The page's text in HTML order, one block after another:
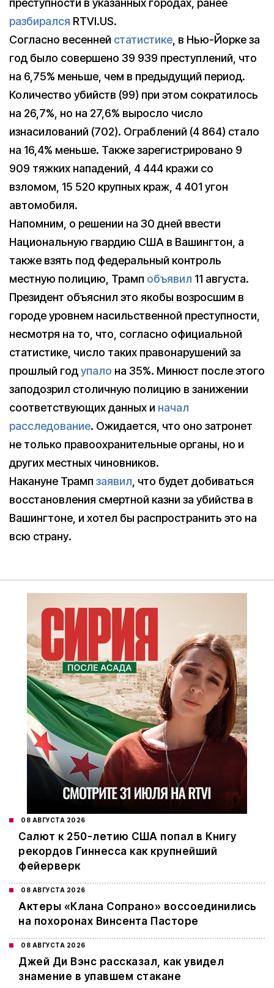
преступности в указанных городах, ранее
разбирался RTVI.US.
Согласно весенней статистике, в Нью-Йорке за
год было совершено 39 939 преступлений, что
на 6,75% меньше, чем в предыдущий период.
Количество убийств (99) при этом сократилось
на 26,7%, но на 27,6% выросло число
изнасилований (702). Ограблений (4 864) стало
на 16,4% меньше. Также зарегистрировано 9
909 тяжких нападений, 4 444 кражи со
взломом, 15 520 крупных краж, 4 401 угон
автомобиля.
Напомним, о решении на 30 дней ввести
Национальную гвардию США в Вашингтон, а
также взять под федеральный контроль
местную полицию, Трамп объявил 11 августа.
Президент объяснил это якобы возросшим в
городе уровнем насильственной преступности,
несмотря на то, что, согласно официальной
статистике, число таких правонарушений за
прошлый годупало на 35%. Минюст после этого
заподозрил столичную полицию в занижении
соответствующих данных и начал
расследование. Ожидается, что оно затронет
не только правоохранительные органы, но и
других местных чиновников.
Накануне Трамп заявил, что будет добиваться
восстановления смертной казни за убийства в
Вашингтоне, и хотел бы распространить это на
всю страну.
08 АВГУСТА 2026
Салют к 250-летию США попал в Книгу
рекордов Гиннесса как крупнейший
фейерверк
08 АВГУСТА 2026
Актеры «Клана Сопрано» воссоединились
на похоронах Винсента Пасторе
08 АВГУСТА 2026
Джей Ди Вэнс рассказал, как увидел
знамение в упавшем стакане